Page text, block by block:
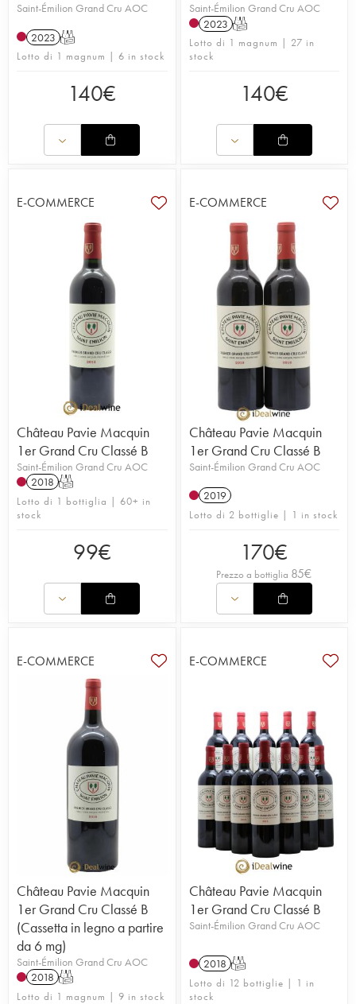
Saint-Émilion Grand Cru AOC
2023 T
Lotto di 1 magnum | 6 in stock
140€
Saint-Émilion Grand Cru AOC
2023 T
Lotto di 1 magnum | 27 in
stock
140€
E-COMMERCE
Château Pavie Macquin
1er Grand Cru Classé B
Saint-Émilion Grand Cru AOC
2018 T
Lotto di 1 bottiglia | 60+ in
stock
99€
E-COMMERCE
Château Pavie Macquin
1er Grand Cru Classé B
Saint-Émilion Grand Cru AOC
2019
Lotto di 2 bottiglie | 1 in stock
170€
Prezzo a bottiglia 85€
E-COMMERCE
Château Pavie Macquin
1er Grand Cru Classé B
(Cassetta in legno a partire
da 6 mg)
Saint-Émilion Grand Cru AOC
2018 T
Lotto di 1 magnum | 9 in stock
E-COMMERCE
Château Pavie Macquin
1er Grand Cru Classé B
Saint-Émilion Grand Cru AOC
2018 T
Lotto di 12 bottiglie | 1 in
stock